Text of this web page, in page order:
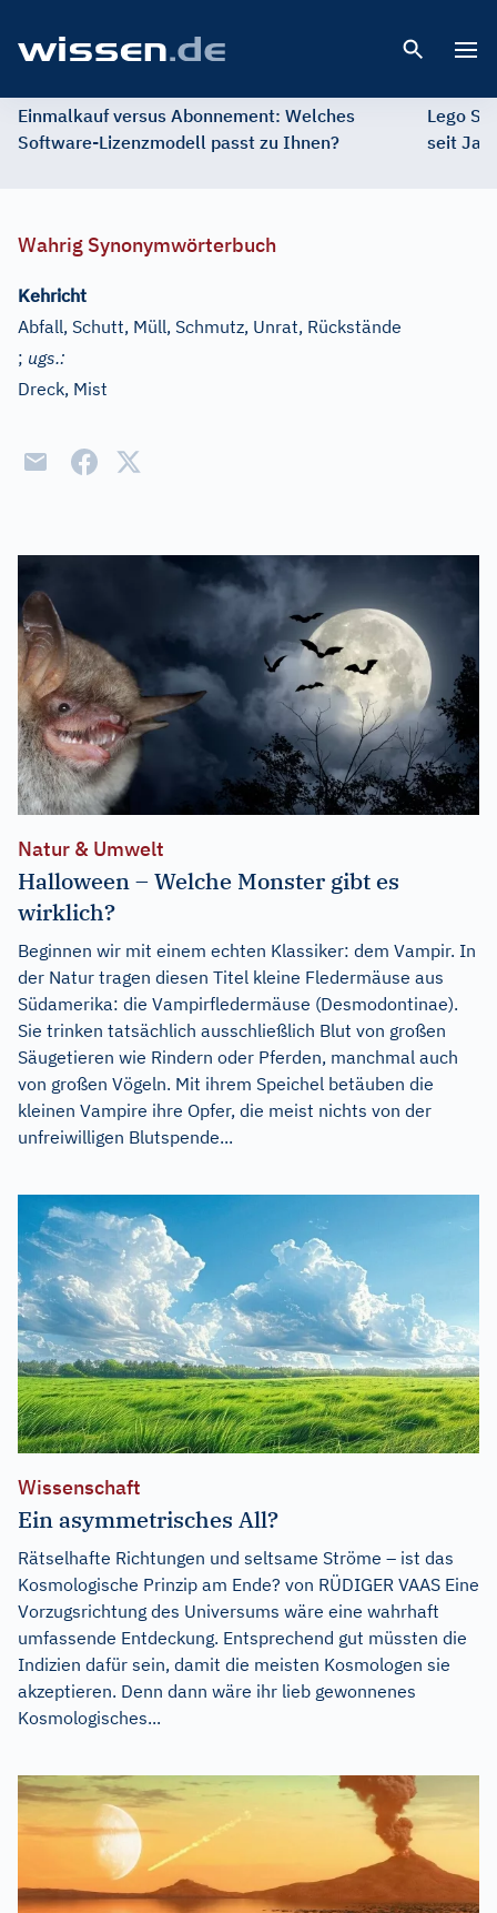
Einmalkauf versus Abonnement: Welches
Software-Lizenzmodell passt zu Ihnen?
Lego
seit
Wahrig Synonymwörterbuch
Kehricht
Abfall, Schutt, Müll, Schmutz, Unrat, Rückstände
; ugs.:
Dreck, Mist
Natur & Umwelt
Halloween – Welche Monster gibt es
wirklich?
Beginnen wir mit einem echten Klassiker: dem Vampir. In
der Natur tragen diesen Titel kleine Fledermäuse aus
Südamerika: die Vampirfledermäuse (Desmodontinae).
Sie trinken tatsächlich ausschließlich Blut von großen
Säugetieren wie Rindern oder Pferden, manchmal auch
von großen Vögeln. Mit ihrem Speichel betäuben die
kleinen Vampire ihre Opfer, die meist nichts von der
unfreiwilligen Blutspende...
Wissenschaft
Ein asymmetrisches All?
Rätselhafte Richtungen und seltsame Ströme – ist das
Kosmologische Prinzip am Ende? von RÜDIGER VAAS Eine
Vorzugsrichtung des Universums wäre eine wahrhaft
umfassende Entdeckung. Entsprechend gut müssten die
Indizien dafür sein, damit die meisten Kosmologen sie
akzeptieren. Denn dann wäre ihr lieb gewonnenes
Kosmologisches...